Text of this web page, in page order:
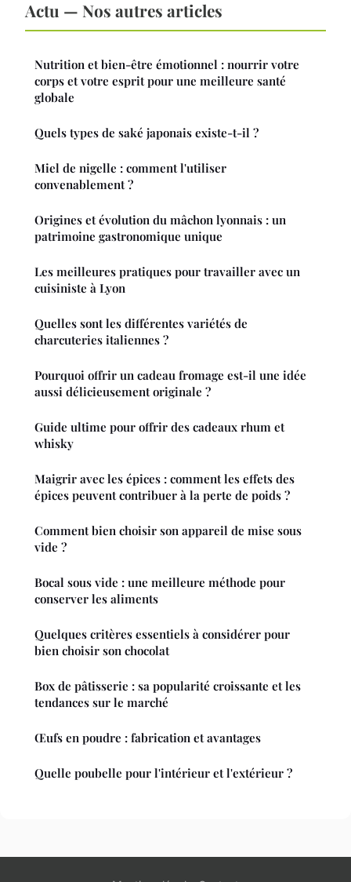
Actu — Nos autres articles
Nutrition et bien-être émotionnel : nourrir votre
corps et votre esprit pour une meilleure santé
globale
Quels types de saké japonais existe-t-il ?
Miel de nigelle : comment l'utiliser
convenablement ?
Origines et évolution du mâchon lyonnais : un
patrimoine gastronomique unique
Les meilleures pratiques pour travailler avec un
cuisiniste à Lyon
Quelles sont les différentes variétés de
charcuteries italiennes ?
Pourquoi offrir un cadeau fromage est-il une idée
aussi délicieusement originale ?
Guide ultime pour offrir des cadeaux rhum et
whisky
Maigrir avec les épices : comment les effets des
épices peuvent contribuer à la perte de poids ?
Comment bien choisir son appareil de mise sous
vide ?
Bocal sous vide : une meilleure méthode pour
conserver les aliments
Quelques critères essentiels à considérer pour
bien choisir son chocolat
Box de pâtisserie : sa popularité croissante et les
tendances sur le marché
Œufs en poudre : fabrication et avantages
Quelle poubelle pour l'intérieur et l'extérieur ?